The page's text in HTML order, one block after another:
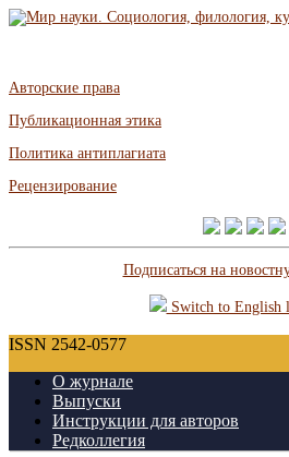
Авторские права
Публикационная этика
Политика антиплагиата
Рецензирование
Подписаться на
Switch to English
ISSN 2542-0577
О журнале
Выпуски
Инструкции для авторов
Редколлегия